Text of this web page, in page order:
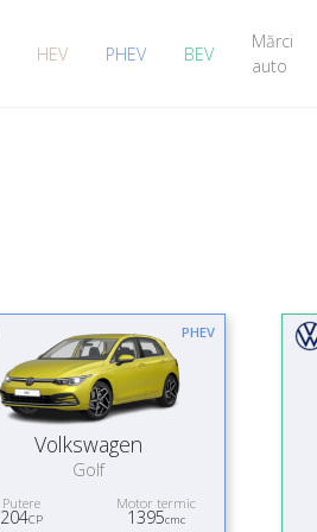
HEV PHEV BEV
Mărci
auto
PHEV
Volkswagen
Golf
Putere
204CP
Motor termic
1395cmc